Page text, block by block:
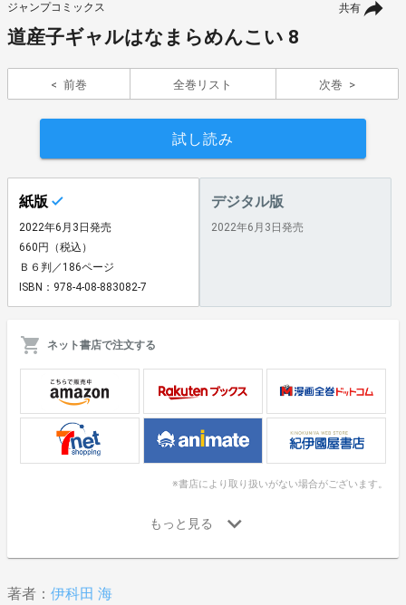
共有
ジャンプコミックス
道産子ギャルはなまらめんこい 8
前巻 全巻リスト 次巻
試し読み
紙版
2022年6月3日発売
660円（税込）
Ｂ６判／186ページ
ISBN：978-4-08-883082-7
デジタル版
2022年6月3日発売
ネット書店で注文する
※書店により取り扱いがない場合がございます。
著者： 伊科田 海